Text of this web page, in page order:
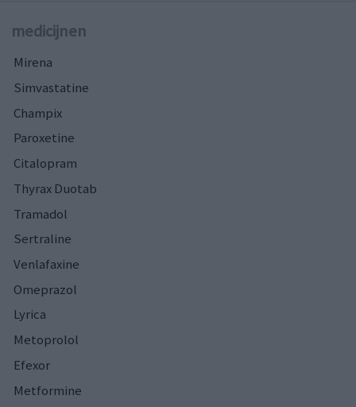
medicijnen
Mirena
Simvastatine
Champix
Paroxetine
Citalopram
Thyrax Duotab
Tramadol
Sertraline
Venlafaxine
Omeprazol
Lyrica
Metoprolol
Efexor
Metformine